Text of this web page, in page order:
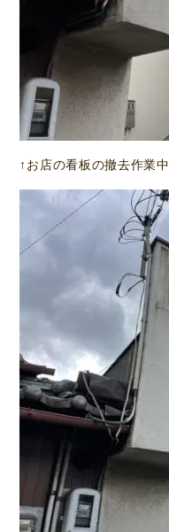
↑お店の看板の撤去作業中